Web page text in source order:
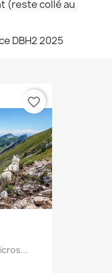
(reste collé au
DBH2 2025
favorite_border